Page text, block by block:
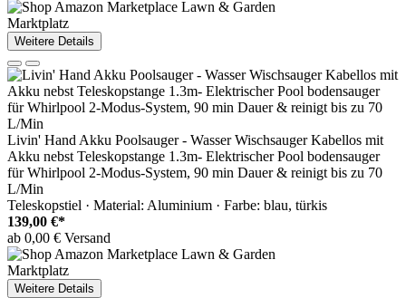
Marktplatz
Weitere Details
Livin' Hand Akku Poolsauger - Wasser Wischsauger Kabellos mit
Akku nebst Teleskopstange 1.3m- Elektrischer Pool bodensauger
für Whirlpool 2-Modus-System, 90 min Dauer & reinigt bis zu 70
L/Min
Teleskopstiel · Material: Aluminium · Farbe: blau, türkis
139,00 €*
ab 0,00 € Versand
Marktplatz
Weitere Details